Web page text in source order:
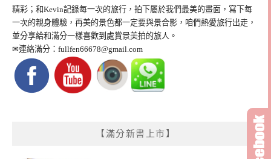
精彩；和Kevin記錄每一次的旅行，拍下屬於我們最美的畫面，寫下每
一次的親身體驗，再美的景色都一定要與景合影，咱們熱愛旅行出走，
並分享給和滿分一樣喜歡到處賞景美拍的旅人。
✉連絡滿分： fullfen66678@gmail.com
【滿分新書上市】